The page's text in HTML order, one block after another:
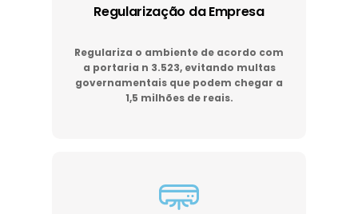
Regularização da Empresa
Regulariza o ambiente de acordo com
a portaria n 3.523, evitando multas
governamentais que podem chegar a
1,5 milhões de reais.